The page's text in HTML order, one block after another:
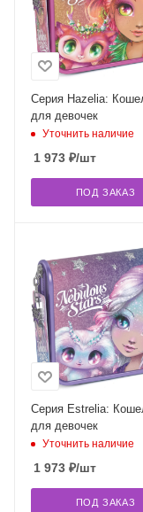
Серия Hazelia:
для девочек
Уточнить наличие
1 973 ₽/шт
ПОД ЗАКАЗ
Серия Estrelia:
для девочек
Уточнить наличие
1 973 ₽/шт
ПОД ЗАКАЗ